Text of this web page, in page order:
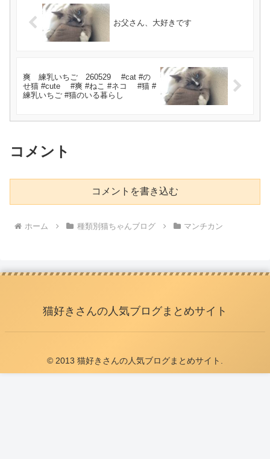
お父さん、大好きです
爽 練乳いちご 260529 #cat #の
せ猫 #cute #爽 #ねこ #ネコ #猫 #
練乳いちご #猫のいる暮らし
コメント
コメントを書き込む
ホーム 種類別猫ちゃんブログ マンチカン
猫好きさんの人気ブログまとめサイト
© 2013 猫好きさんの人気ブログまとめサイト.